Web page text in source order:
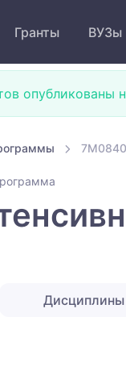
Гранты ВУЗы
опубликованы